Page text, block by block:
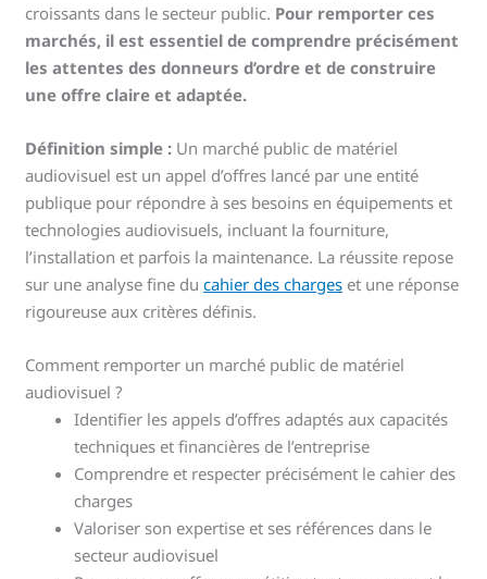
croissants dans le secteur public. Pour remporter ces
marchés, il est essentiel de comprendre précisément
les attentes des donneurs d’ordre et de construire
une offre claire et adaptée.
Définition simple : Un marché public de matériel
audiovisuel est un appel d’offres lancé par une entité
publique pour répondre à ses besoins en équipements et
technologies audiovisuels, incluant la fourniture,
l’installation et parfois la maintenance. La réussite repose
sur une analyse fine ducahier des charges et une réponse
rigoureuse aux critères définis.
Comment remporter un marché public de matériel
audiovisuel ?
Identifier les appels d’offres adaptés aux capacités
techniques et financières de l’entreprise
Comprendre et respecter précisément le cahier des
charges
Valoriser son expertise et ses références dans le
secteur audiovisuel